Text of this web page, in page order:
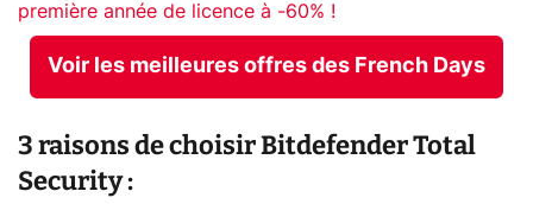
première année de licence à -60% !
Voir les meilleures offres des French Days
3 raisons de choisir Bitdefender Total
Security :